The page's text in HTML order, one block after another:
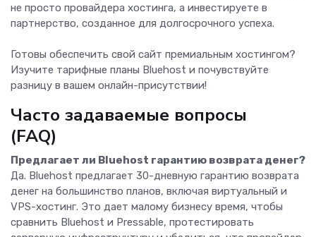
не просто провайдера хостинга, а инвестируете в
партнерство, созданное для долгосрочного успеха.
Готовы обеспечить свой сайт премиальным хостингом?
Изучите тарифные планы Bluehost и почувствуйте
разницу в вашем онлайн-присутствии!
Часто задаваемые вопросы
(FAQ)
Предлагает ли Bluehost гарантию возврата денег?
Да. Bluehost предлагает 30-дневную гарантию возврата
денег на большинство планов, включая виртуальный и
VPS-хостинг. Это дает малому бизнесу время, чтобы
сравнить Bluehost и Pressable, протестировать